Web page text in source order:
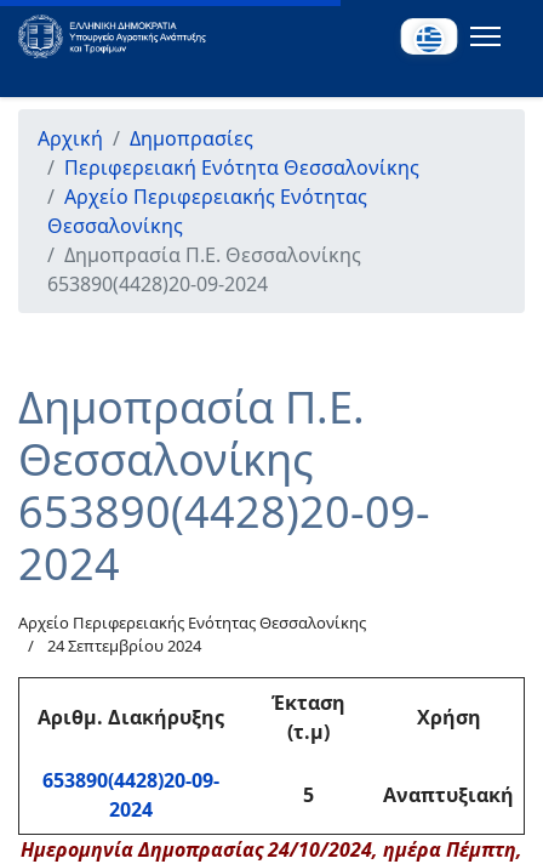
Αρχική
Δημοπρασίες
Περιφερειακή Ενότητα Θεσσαλονίκης
Αρχείο Περιφερειακής Ενότητας
Θεσσαλονίκης
Δημοπρασία Π.Ε. Θεσσαλονίκης
653890(4428)20-09-2024
Δημοπρασία Π.Ε.
Θεσσαλονίκης
653890(4428)20-09-
2024
Αρχείο Περιφερειακής Ενότητας Θεσσαλονίκης
24 Σεπτεμβρίου 2024
Αριθμ. Διακήρυξης
Έκταση
(τ.μ)
Χρήση
653890(4428)20-09-
2024
5 Αναπτυξιακή
Ημερομηνία Δημοπρασίας 24/10/2024, ημέρα Πέμπτη,